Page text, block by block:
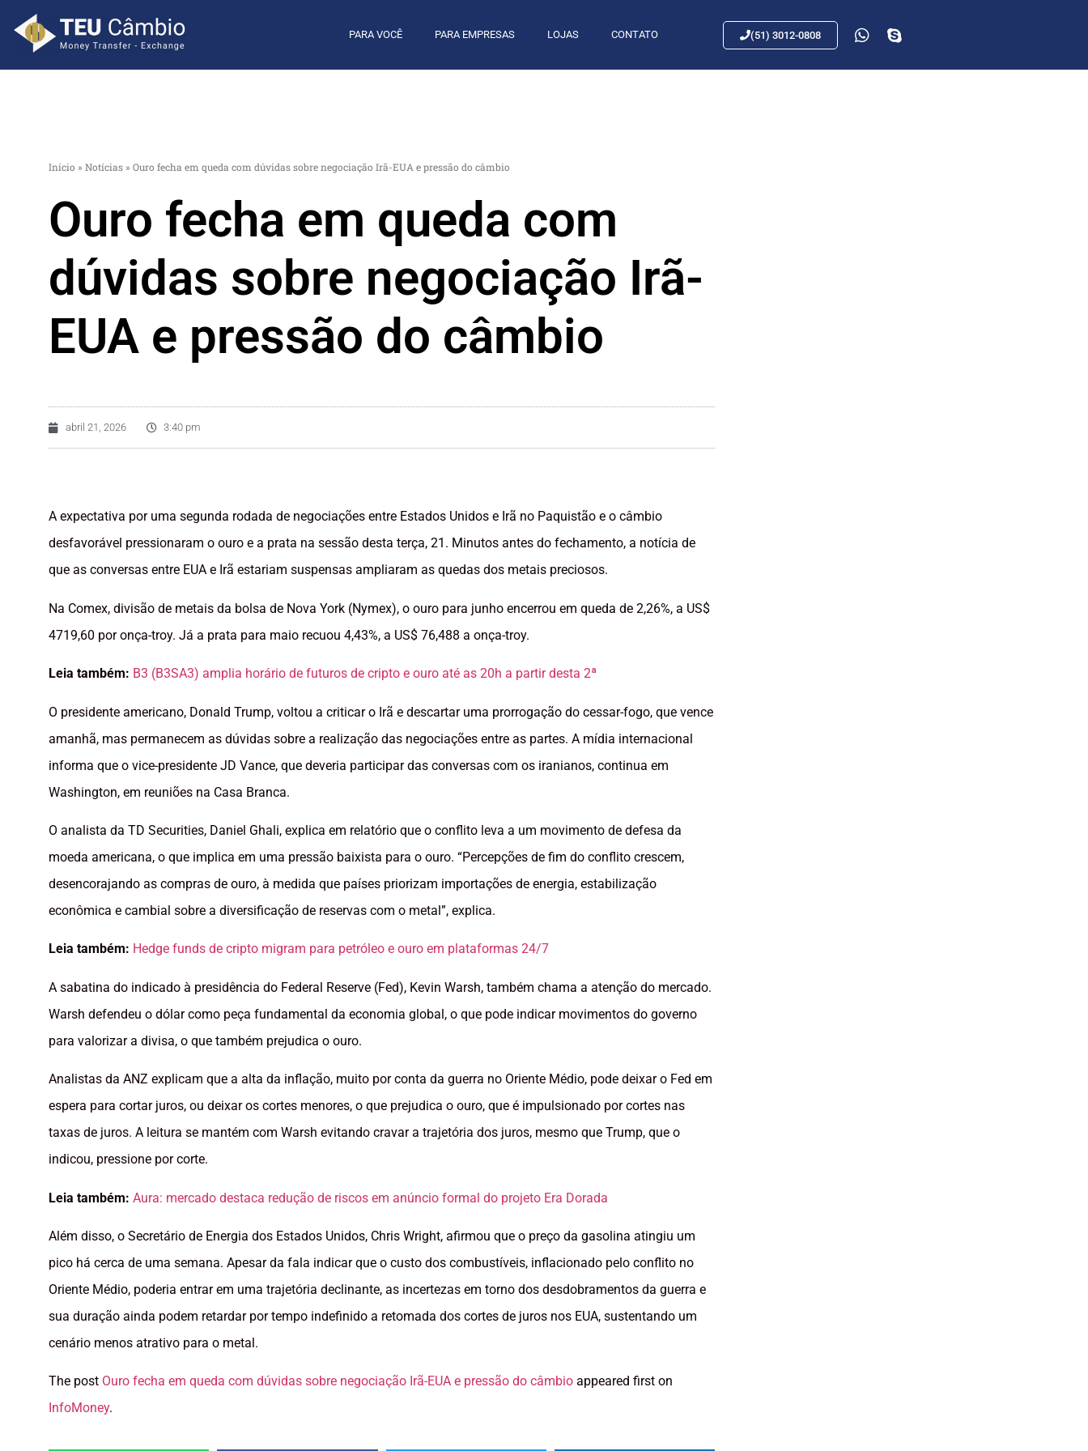
PARA VOCÊ PARA EMPRESAS LOJAS CONTATO (51) 3012-0808
Início » Notícias » Ouro fecha em queda com dúvidas sobre negociação Irã-EUA e pressão do câmbio
Ouro fecha em queda com
dúvidas sobre negociação Irã-
EUA e pressão do câmbio
abril 21, 2026 3:40 pm
A expectativa por uma segunda rodada de negociações entre Estados Unidos e Irã no Paquistão e o câmbio
desfavorável pressionaram o ouro e a prata na sessão desta terça, 21. Minutos antes do fechamento, a notícia de
que as conversas entre EUA e Irã estariam suspensas ampliaram as quedas dos metais preciosos.
Na Comex, divisão de metais da bolsa de Nova York (Nymex), o ouro para junho encerrou em queda de 2,26%, a US$
4719,60 por onça-troy. Já a prata para maio recuou 4,43%, a US$ 76,488 a onça-troy.
Leia também: B3 (B3SA3) amplia horário de futuros de cripto e ouro até as 20h a partir desta 2ª
O presidente americano, Donald Trump, voltou a criticar o Irã e descartar uma prorrogação do cessar-fogo, que vence
amanhã, mas permanecem as dúvidas sobre a realização das negociações entre as partes. A mídia internacional
informa que o vice-presidente JD Vance, que deveria participar das conversas com os iranianos, continua em
Washington, em reuniões na Casa Branca.
O analista da TD Securities, Daniel Ghali, explica em relatório que o conflito leva a um movimento de defesa da
moeda americana, o que implica em uma pressão baixista para o ouro. “Percepções de fim do conflito crescem,
desencorajando as compras de ouro, à medida que países priorizam importações de energia, estabilização
econômica e cambial sobre a diversificação de reservas com o metal”, explica.
Leia também: Hedge funds de cripto migram para petróleo e ouro em plataformas 24/7
A sabatina do indicado à presidência do Federal Reserve (Fed), Kevin Warsh, também chama a atenção do mercado.
Warsh defendeu o dólar como peça fundamental da economia global, o que pode indicar movimentos do governo
para valorizar a divisa, o que também prejudica o ouro.
Analistas da ANZ explicam que a alta da inflação, muito por conta da guerra no Oriente Médio, pode deixar o Fed em
espera para cortar juros, ou deixar os cortes menores, o que prejudica o ouro, que é impulsionado por cortes nas
taxas de juros. A leitura se mantém com Warsh evitando cravar a trajetória dos juros, mesmo que Trump, que o
indicou, pressione por corte.
Leia também: Aura: mercado destaca redução de riscos em anúncio formal do projeto Era Dorada
Além disso, o Secretário de Energia dos Estados Unidos, Chris Wright, afirmou que o preço da gasolina atingiu um
pico há cerca de uma semana. Apesar da fala indicar que o custo dos combustíveis, inflacionado pelo conflito no
Oriente Médio, poderia entrar em uma trajetória declinante, as incertezas em torno dos desdobramentos da guerra e
sua duração ainda podem retardar por tempo indefinido a retomada dos cortes de juros nos EUA, sustentando um
cenário menos atrativo para o metal.
The post Ouro fecha em queda com dúvidas sobre negociação Irã-EUA e pressão do câmbio appeared first on
InfoMoney.